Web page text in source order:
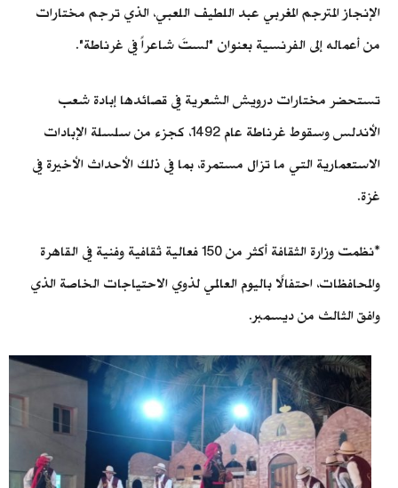
الإنجاز المترجم المغربي عبد اللطيف اللعبي، الذي ترجم مختارات
من أعماله إلى الفرنسية بعنوان "لستَ شاعراً في غرناطة".
تستحضر مختارات درويش الشعرية في قصائدها إبادة شعب
الأندلس وسقوط غرناطة عام 1492، كجزء من سلسلة الإبادات
الاستعمارية التي ما تزال مستمرة، بما في ذلك الأحداث الأخيرة في
غزة.
*نظمت وزارة الثقافة أكثر من 150 فعالية ثقافية وفنية في القاهرة
والمحافظات، احتفالًا باليوم العالمي لذوي الاحتياجات الخاصة الذي
وافق الثالث من ديسمبر.